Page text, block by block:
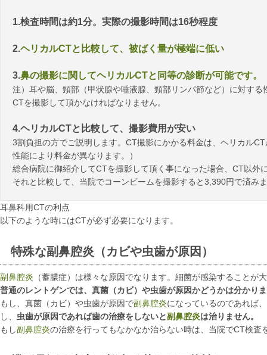
1.検査時間は約1分。実際の撮影時間は16秒程度
2.ヘリカルCTと比較して、被ばく量が極端に低い
3.鼻の撮影に関してヘリカルCTと同等の診断が可能です。
注）耳や脳、頸部（甲状腺や唾液腺、頸部リンパ節など）に対す
CTを撮影して頂かなければなりません。
4.ヘリカルCTと比較して、撮影費用が安い
3割負担の方でご説明します。CT撮影にかかる料金は、ヘリカル
性能により料金が異なります。）
総合病院に御紹介してCTを撮影して頂く事になった場合、CT以
それと比較して、当院でコーンビームを撮影すると3,390円で済み
耳鼻科用CTの利点
以下のような時にはCTが必ず必要になります。
特殊な副鼻腔炎（カビや虫歯が原因）
副鼻腔炎 （蓄膿症）は様々な原因でなります。細菌が感染すること
普通のレントゲンでは、真菌（カビ）や虫歯が原因かどうかは分かり
もし、真菌（カビ）や虫歯が原因で副鼻腔炎になっているのであれば
し、 虫歯が原因であれば歯の治療をしないと副鼻腔炎は治りません。
もし副鼻腔炎の治療を行ってもなかなか治らない時は、当院でCT検査